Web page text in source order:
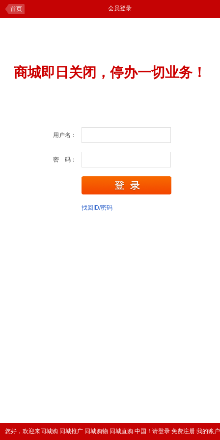
您好，欢迎来同城购 同城推广 同城购物 同城直购.中国！ 请登录 免费注册 我的账户
首页 会员登录
商城即日关闭，停办一切业务！
用户名：
密 码：
找回ID/密码